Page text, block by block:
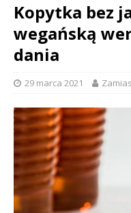
Kopytka bez
wegańską
dania
29 marca 2021